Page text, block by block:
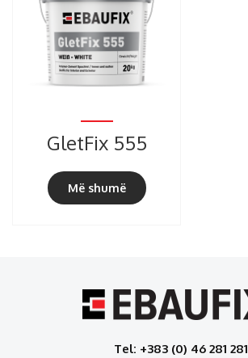
GletFix 555
Më shumë
Tel: +383 (0) 46 281 281